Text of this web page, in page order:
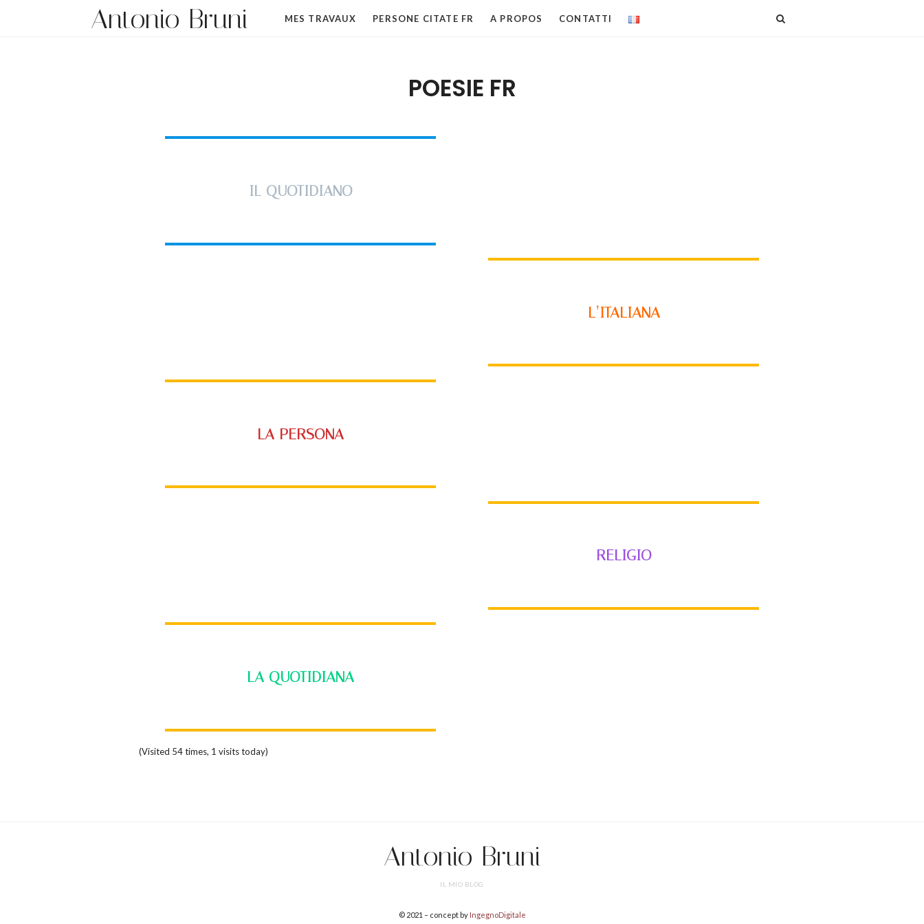
Antonio Bruni MES TRAVAUX PERSONE CITATE FR A PROPOS CONTATTI
POESIE FR
IL QUOTIDIANO
L’ITALIANA
LA PERSONA
RELIGIO
LA QUOTIDIANA
(Visited 54 times, 1 visits today)
Antonio Bruni
IL MIO BLOG
© 2021 – concept by IngegnoDigitale